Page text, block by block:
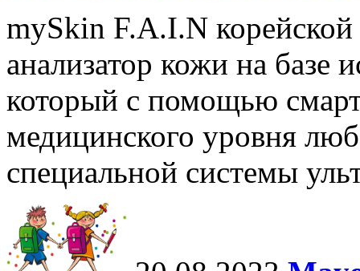
mySkin F.A.I.N
анализатор кожи на базе
который с помощью
медицинского уровня
специальной системы